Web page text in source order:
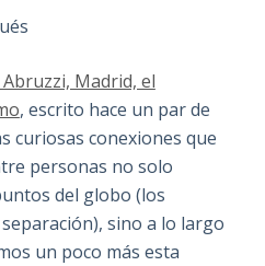
Madrid, el
, escrito hace un par de
curiosas conexiones que
personas no solo
del globo (los
sino a lo largo
un poco más esta